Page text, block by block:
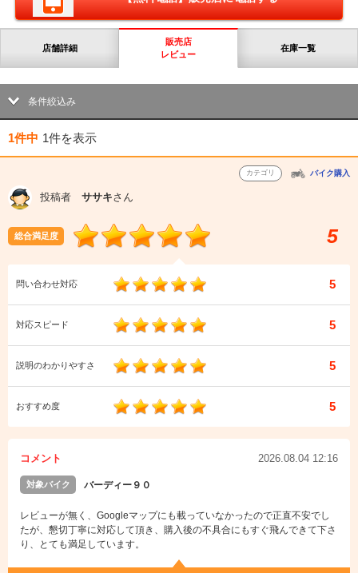
店舗詳細
販売店
レビュー
在庫一覧
条件絞込み
1件中 1件を表示
カテゴリ バイク購入
投稿者 ササキさん
総合満足度 5
問い合わせ対応 5
対応スピード 5
説明のわかりやすさ 5
おすすめ度 5
コメント 2026.08.04 12:16
対象バイク バーディー９０
レビューが無く、Googleマップにも載っていなかったので正直不安でし
たが、懇切丁寧に対応して頂き、購入後の不具合にもすぐ飛んできて下さ
り、とても満足しています。